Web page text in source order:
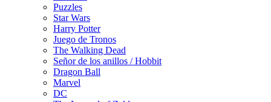
Puzzles
Star Wars
Harry Potter
Juego de Tronos
The Walking Dead
Señor de los anillos / Hobbit
Dragon Ball
Marvel
DC